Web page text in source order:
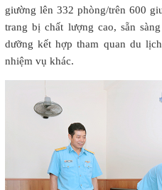
giường lên 332 phòng/trên 600
trang bị chất lượng cao, sẵn
dưỡng kết hợp tham quan du
nhiệm vụ khác.